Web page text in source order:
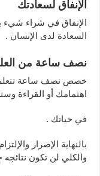
الإنفاق لسعادتك
الإنفاق في شراء
السعادة لدى الإنسان .
نصف ساعة من
خصص نصف ساعة
اهتمامك أو القراءة
في حياتك .
بالنهاية الإصرار
والكلي لن تكون